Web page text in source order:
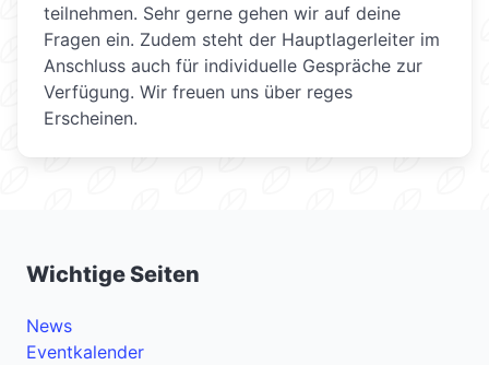
teilnehmen. Sehr gerne gehen wir auf deine
Fragen ein. Zudem steht der Hauptlagerleiter im
Anschluss auch für individuelle Gespräche zur
Verfügung. Wir freuen uns über reges
Erscheinen.
Wichtige Seiten
News
Eventkalender